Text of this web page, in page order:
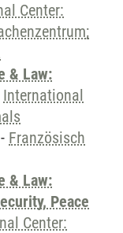
Center:
& Law:
International
- Französisch
& Law:
Peace
Center: